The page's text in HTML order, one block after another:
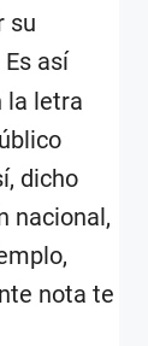
su
Es así
la letra
dicho
nacional,
nota te